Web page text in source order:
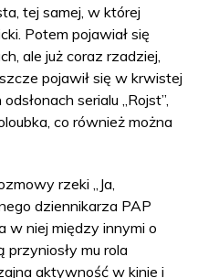
tej samej, w której
Potem pojawiał się
ale już coraz rzadziej,
pojawił się w krwistej
serialu „Rojst”,
co również można
rzeki „Ja,
dziennikarza PAP
w niej między innymi o
przyniosły mu rola
aktywność w kinie i